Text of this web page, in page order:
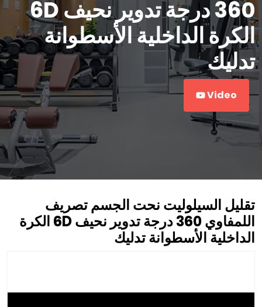
360 درجة تدوير نحيف 6D
الكرة الداخلية الأسطوانة
تدليك
Video
تقليل السيلوليت نحت الجسم تصريف
اللمفاوي 360 درجة تدوير نحيف 6D الكرة
الداخلية الأسطوانة تدليك